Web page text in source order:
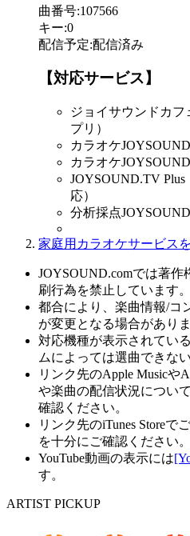
曲番号:107566
キー:0
配信予定:配信済み
【対応サービス】
ジョイサウンドカフ
プリ）
カラオケ
カラオケ
JOYSOUND.TV
応）
分析採点
家庭用カラオケサービス
JOYSOUND.comでは著
刷行為を禁止しています。
都合により、楽曲情報/コ
が変更となる場合がありま
対応機種が表示されてい
ムによっては選曲できな
リンク先のApple Musicや
や楽曲の配信状況につい
確認ください。
リンク先のiTunes Storeで
を十分にご確認ください。
YouTube動画の表示には
す。
ARTIST PICKUP